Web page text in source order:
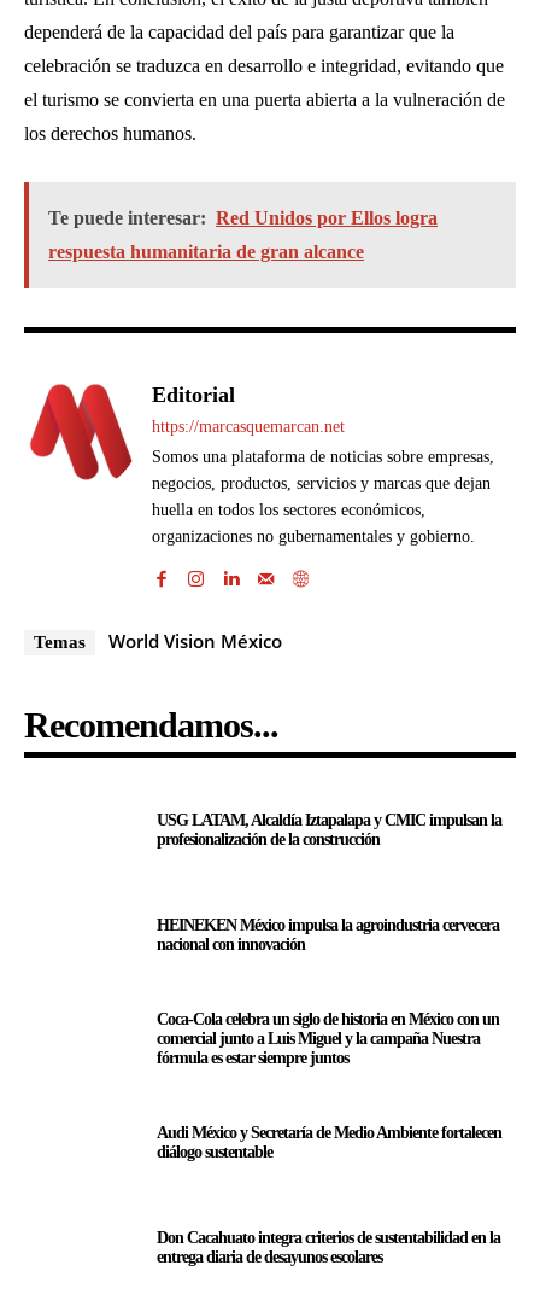
dependerá de la capacidad del país para garantizar que la
celebración se traduzca en desarrollo e integridad, evitando que
el turismo se convierta en una puerta abierta a la vulneración de
los derechos humanos.
Te puede interesar: Red Unidos por Ellos logra
respuesta humanitaria de gran alcance
Editorial
https://marcasquemarcan.net
Somos una plataforma de noticias sobre empresas,
negocios, productos, servicios y marcas que dejan
huella en todos los sectores económicos,
organizaciones no gubernamentales y gobierno.
Temas World Vision México
Recomendamos...
USG LATAM, Alcaldía Iztapalapa y CMIC impulsan la
profesionalización de la construcción
HEINEKEN México impulsa la agroindustria cervecera
nacional con innovación
Coca-Cola celebra un siglo de historia en México con un
comercial junto a Luis Miguel y la campaña Nuestra
fórmula es estar siempre juntos
Audi México y Secretaría de Medio Ambiente fortalecen
diálogo sustentable
Don Cacahuato integra criterios de sustentabilidad en la
entrega diaria de desayunos escolares